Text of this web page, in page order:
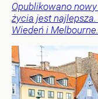
Opublikowano
życia jest
Wiedeń i Melbourne.